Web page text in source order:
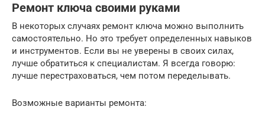
Ремонт ключа своими руками
В некоторых случаях ремонт ключа можно выполнить
самостоятельно. Но это требует определенных навыков
и инструментов. Если вы не уверены в своих силах,
лучше обратиться к специалистам. Я всегда говорю:
лучше перестраховаться, чем потом переделывать.
Возможные варианты ремонта: